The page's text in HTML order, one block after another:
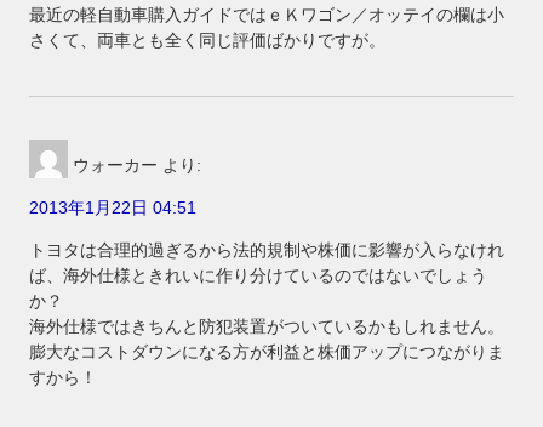
最近の軽自動車購入ガイドではｅＫワゴン／オッテイの欄は小
さくて、両車とも全く同じ評価ばかりですが。
ウォーカー より:
2013年1月22日 04:51
トヨタは合理的過ぎるから法的規制や株価に影響が入らなけれ
ば、海外仕様ときれいに作り分けているのではないでしょう
か？
海外仕様ではきちんと防犯装置がついているかもしれません。
膨大なコストダウンになる方が利益と株価アップにつながりま
すから！